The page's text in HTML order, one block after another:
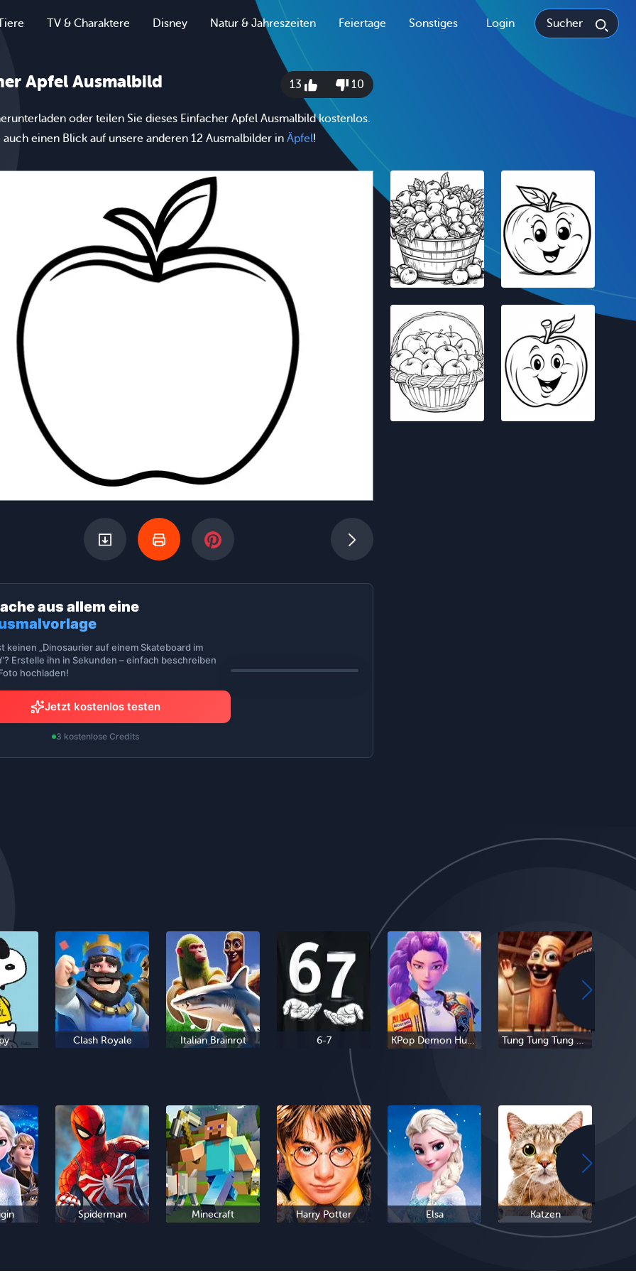
TV & Charaktere Disney Natur & Jahreszeiten Feiertage Sonstiges Login
Apfel Ausmalbild 13 10
oder teilen Sie dieses Einfacher Apfel Ausmalbild kostenlos.
auch einen Blick auf unsere anderen 12 Ausmalbilder in Äpfel!
aus allem eine
keinen „Dinosaurier auf einem Skateboard im
Erstelle ihn in Sekunden – einfach beschreiben
hochladen!
Jetzt kostenlos testen
3 kostenlose Credits
Clash Royale Italian Brainrot 6-7 KPop Demon Hunters Tung Tung Tung Sahur
Spiderman Minecraft Harry Potter Elsa Katzen